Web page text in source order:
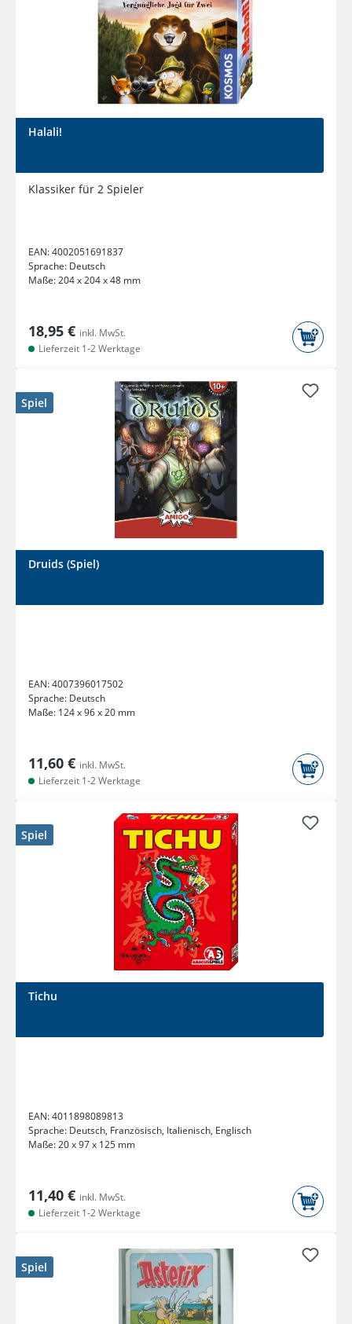
Halali!
Klassiker für 2 Spieler
EAN:4002051691837
Sprache: Deutsch
Maße:204 x 204 x 48 mm
18,95 € inkl. MwSt.
Lieferzeit 1-2 Werktage
Spiel
Druids (Spiel)
EAN:4007396017502
Sprache: Deutsch
Maße: 124 x 96 x 20 mm
11,60 € inkl. MwSt.
Lieferzeit 1-2 Werktage
Spiel
Tichu
EAN:4011898089813
Sprache: Deutsch, Französisch, Italienisch, Englisch
Maße:20 x 97 x 125 mm
11,40 € inkl. MwSt.
Lieferzeit 1-2 Werktage
Spiel